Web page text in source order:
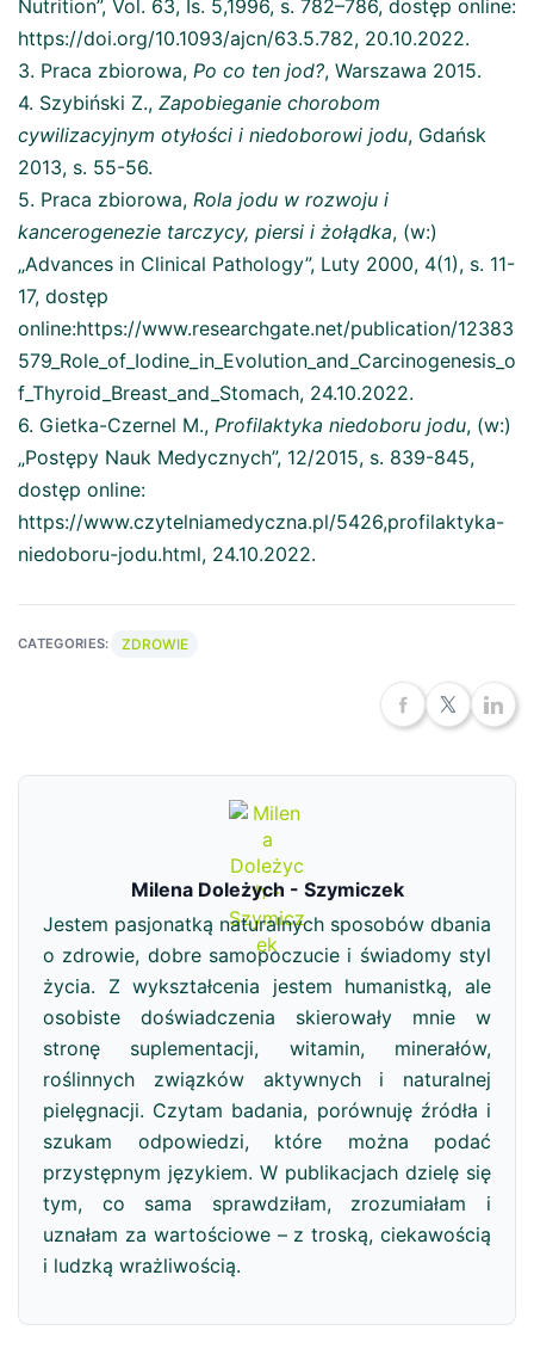
Nutrition”, Vol. 63, Is. 5,1996, s. 782–786, dostęp online:
https://doi.org/10.1093/ajcn/63.5.782, 20.10.2022.
3. Praca zbiorowa, Po co ten jod?, Warszawa 2015.
4. Szybiński Z., Zapobieganie chorobom
cywilizacyjnym otyłości i niedoborowi jodu, Gdańsk
2013, s. 55-56.
5. Praca zbiorowa, Rola jodu w rozwoju i
kancerogenezie tarczycy, piersi i żołądka, (w:)
„Advances in Clinical Pathology”, Luty 2000, 4(1), s. 11-
17, dostęp
online:https://www.researchgate.net/publication/12383
579_Role_of_Iodine_in_Evolution_and_Carcinogenesis_o
f_Thyroid_Breast_and_Stomach, 24.10.2022.
6. Gietka-Czernel M., Profilaktyka niedoboru jodu, (w:)
„Postępy Nauk Medycznych”, 12/2015, s. 839-845,
dostęp online:
https://www.czytelniamedyczna.pl/5426,profilaktyka-
niedoboru-jodu.html, 24.10.2022.
CATEGORIES: ZDROWIE
Milena Doleżych - Szymiczek
Jestem pasjonatką naturalnych sposobów dbania
o zdrowie, dobre samopoczucie i świadomy styl
życia. Z wykształcenia jestem humanistką, ale
osobiste doświadczenia skierowały mnie w
stronę suplementacji, witamin, minerałów,
roślinnych związków aktywnych i naturalnej
pielęgnacji. Czytam badania, porównuję źródła i
szukam odpowiedzi, które można podać
przystępnym językiem. W publikacjach dzielę się
tym, co sama sprawdziłam, zrozumiałam i
uznałam za wartościowe – z troską, ciekawością
i ludzką wrażliwością.